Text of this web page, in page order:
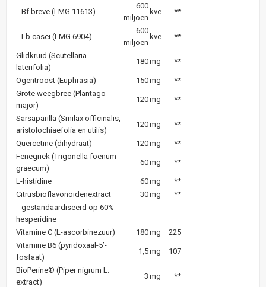
Bf breve (LMG 11613)
600
miljoen
kve **
Lb casei (LMG 6904)
600
miljoen
kve **
Glidkruid (Scutellaria
laterifolia)
180mg **
Ogentroost (Euphrasia) 150mg
**
Grote weegbree (Plantago
major)
120mg **
Sarsaparilla (Smilax officinalis,
aristolochiaefolia en utilis)
120mg **
Quercetine (dihydraat) 120mg
**
Fenegriek (Trigonella foenum-
graecum)
60mg **
L-histidine 60mg
**
Citrusbioflavonoïdenextract
30mg
**
gestandaardiseerd op 60%
hesperidine
Vitamine C (L-ascorbinezuur)
180mg
225
Vitamine B6 (pyridoxaal-5’-
fosfaat)
1,5mg 107
BioPerine® (Piper nigrum L.
extract)
3 mg **